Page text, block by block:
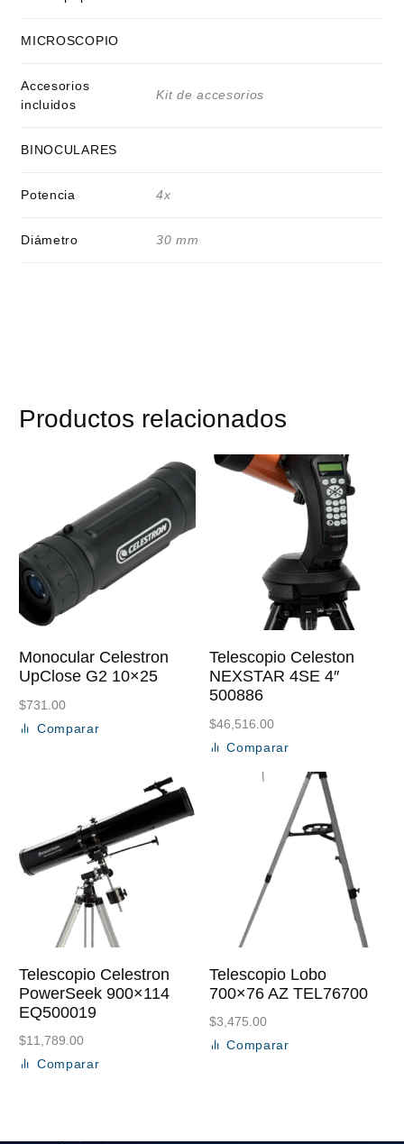
MICROSCOPIO
Accesorios
incluidos
Kit de accesorios
BINOCULARES
Potencia 4x
Diámetro 30 mm
Productos relacionados
Monocular Celestron
UpClose G2 10×25
$731.00
Añadir al carrito
Comparar
Telescopio Celeston
NEXSTAR 4SE 4″
500886
$46,516.00
Añadir al carrito
Comparar
Telescopio Celestron
PowerSeek 900×114
EQ500019
$11,789.00
Añadir al carrito
Comparar
Telescopio Lobo
700×76 AZ TEL76700
$3,475.00
Añadir al carrito
Comparar